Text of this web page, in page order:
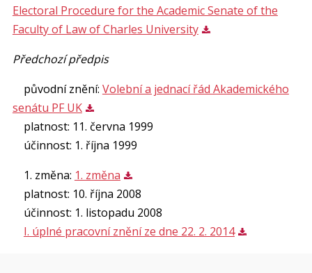
Electoral Procedure for the Academic Senate of the
Faculty of Law of Charles University
Předchozí předpis
původní znění: Volební a jednací řád Akademického
senátu PF UK
platnost: 11. června 1999
účinnost: 1. října 1999
1. změna: 1. změna
platnost: 10. října 2008
účinnost: 1. listopadu 2008
I. úplné pracovní znění ze dne 22. 2. 2014